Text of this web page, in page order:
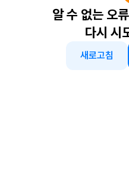
알 수 없는 오
다시 시
새로고침